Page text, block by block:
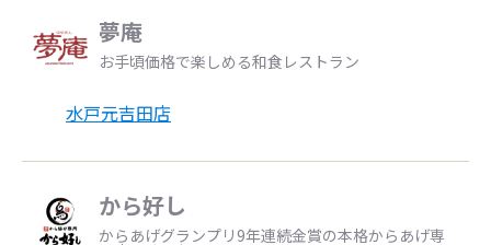
夢庵
お手頃価格で楽しめる和食レストラン
水戸元吉田店
から好し
からあげグランプリ9年連続金賞の本格からあげ専